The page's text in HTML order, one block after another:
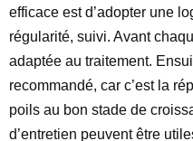
efficace est d’adopter une
régularité, suivi. Avant
adaptée au traitement.
recommandé, car c’est la
poils au bon stade de
d’entretien peuvent être